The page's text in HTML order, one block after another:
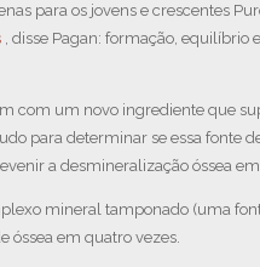
para os jovens e crescentes
, disse Pagan: formação, equilíbrio
com um novo ingrediente que
para determinar se essa fonte
a desmineralização óssea
mineral tamponado (uma
óssea em quatro vezes.